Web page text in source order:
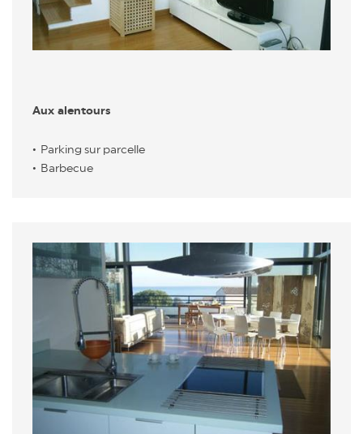
Aux alentours
Parking sur parcelle
Barbecue